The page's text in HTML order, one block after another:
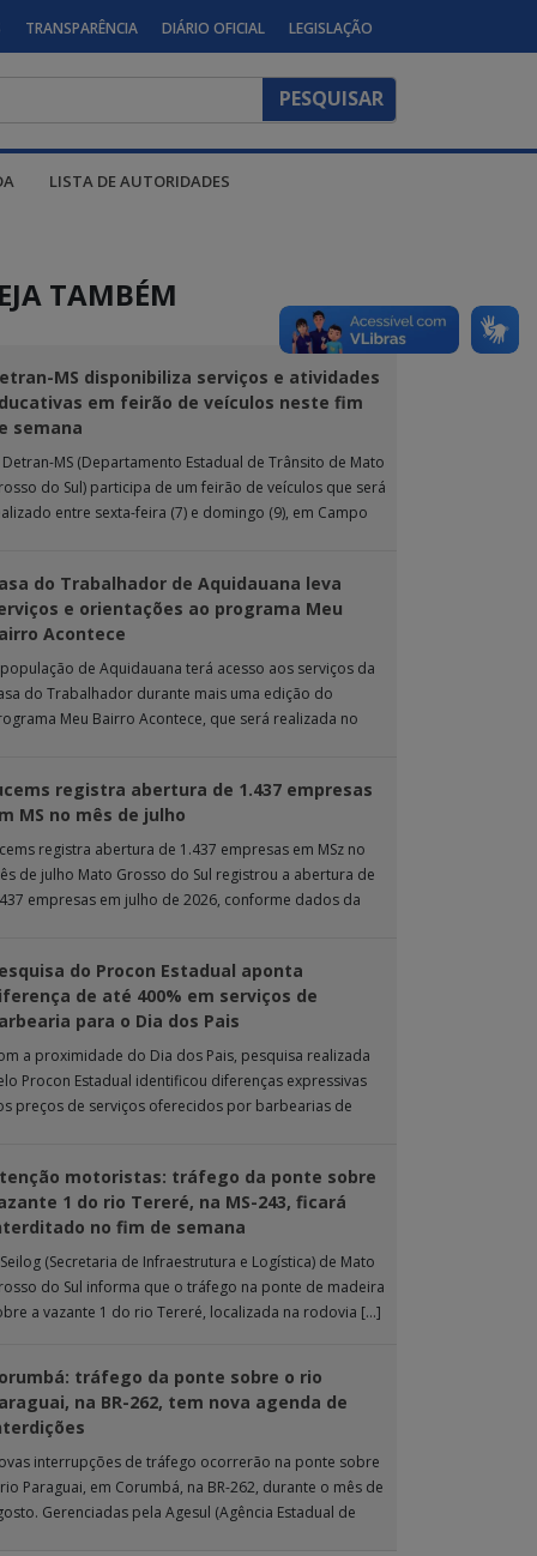
TRANSPARÊNCIA DIÁRIO OFICIAL LEGISLAÇÃO
LISTA DE AUTORIDADES
TAMBÉM
MS disponibiliza serviços e atividades
em feirão de veículos neste fim
semana
Detran-MS (Departamento Estadual de Trânsito de Mato
do Sul) participa de um feirão de veículos que será
entre sexta-feira (7) e domingo (9), em Campo
do Trabalhador de Aquidauana leva
e orientações ao programa Meu
Acontece
de Aquidauana terá acesso aos serviços da
do Trabalhador durante mais uma edição do
Meu Bairro Acontece, que será realizada no
registra abertura de 1.437 empresas
MS no mês de julho
registra abertura de 1.437 empresas em MSz no
de julho Mato Grosso do Sul registrou a abertura de
empresas em julho de 2026, conforme dados da
do Procon Estadual aponta
de até 400% em serviços de
para o Dia dos Pais
a proximidade do Dia dos Pais, pesquisa realizada
Procon Estadual identificou diferenças expressivas
preços de serviços oferecidos por barbearias de
motoristas: tráfego da ponte sobre
1 do rio Tereré, na MS-243, ficará
no fim de semana
(Secretaria de Infraestrutura e Logística) de Mato
do Sul informa que o tráfego na ponte de madeira
a vazante 1 do rio Tereré, localizada na rodovia […]
tráfego da ponte sobre o rio
na BR-262, tem nova agenda de
interrupções de tráfego ocorrerão na ponte sobre
Paraguai, em Corumbá, na BR-262, durante o mês de
Gerenciadas pela Agesul (Agência Estadual de